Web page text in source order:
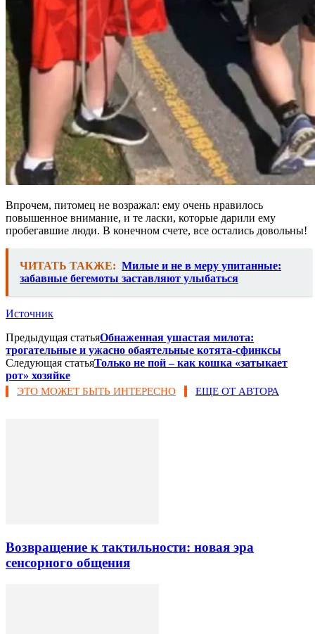
Впрочем, питомец не возражал: ему очень нравилось
повышенное внимание, и те ласки, которые дарили ему
пробегавшие люди. В конечном счете, все остались довольны!
ЧИТАТЬ ТАКЖЕ: Милые и не в меру упитанные:
забавные бегемоты заставляют улыбаться
Источник
Предыдущая статьяОбнаженная ушастая милота:
трогательные и ужасно обаятельные котята-сфинксы
Следующая статьяТолько не пой – как кошка «затыкает
рот» хозяйке
ЭТО МОЖЕТ БЫТЬ ИНТЕРЕСНО ЕЩЕ ОТ АВТОРА
Возвращение к тактильности: новая эра
сенсорного общения